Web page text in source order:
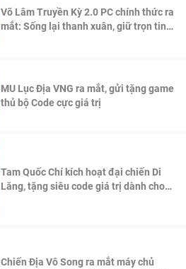
Võ Lâm Truyền Kỳ 2.0 PC chính thức ra
mắt: Sống lại thanh xuân, giữ trọn tinh
MU Lục Địa VNG ra mắt, gửi tặng game
thủ bộ Code cực giá trị
Tam Quốc Chí kích hoạt đại chiến Di
Lăng, tặng siêu code giá trị dành cho
Chiến Địa Vô Song ra mắt máy chủ